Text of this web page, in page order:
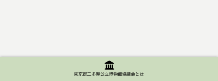
東京都三多摩公立博物館協議会とは